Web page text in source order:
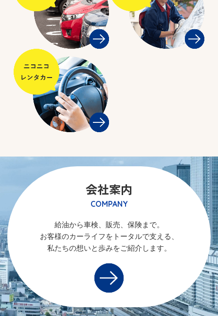
会社案内
COMPANY
給油から車検、販売、保険まで。
お客様のカーライフをトータルで支える、
私たちの想いと歩みをご紹介します。